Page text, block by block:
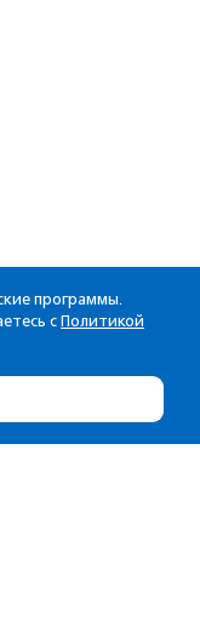
программы.
с Политикой